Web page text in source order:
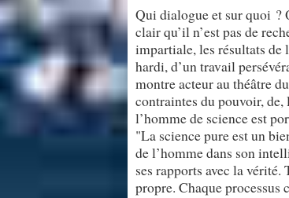
Qui dialogue et sur quoi ?
clair qu’il n’est pas de
impartiale, les résultats de
hardi, d’un travail
montre acteur au théâtre
contraintes du pouvoir,
l’homme de science est
"La science pure est un
de l’homme dans son
ses rapports avec la
propre. Chaque